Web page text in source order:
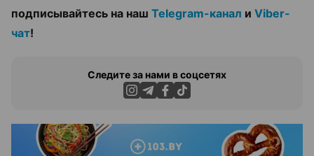
подписывайтесь на наш Telegram-канал и Viber-
чат!
Следите за нами в соцсетях